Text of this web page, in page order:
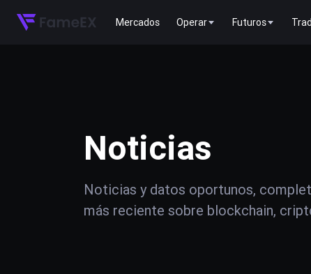
Mercados Operar Futuros
Noticias
Noticias y datos oportunos,
más reciente sobre blockchain,